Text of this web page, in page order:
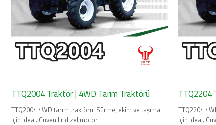
TTQ2004 Traktör | 4WD Tarım Traktörü
TTQ2004 4WD tarım traktörü. Sürme, ekim ve taşıma
için ideal. Güvenilir dizel motor.
TTQ2204
TTQ2204
için ideal.